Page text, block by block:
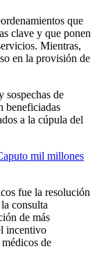
que
clave y que ponen
Mientras,
en la provisión de
sospechas de
beneficiadas
a la cúpula del
mil millones
fue la resolución
consulta
de más
incentivo
de